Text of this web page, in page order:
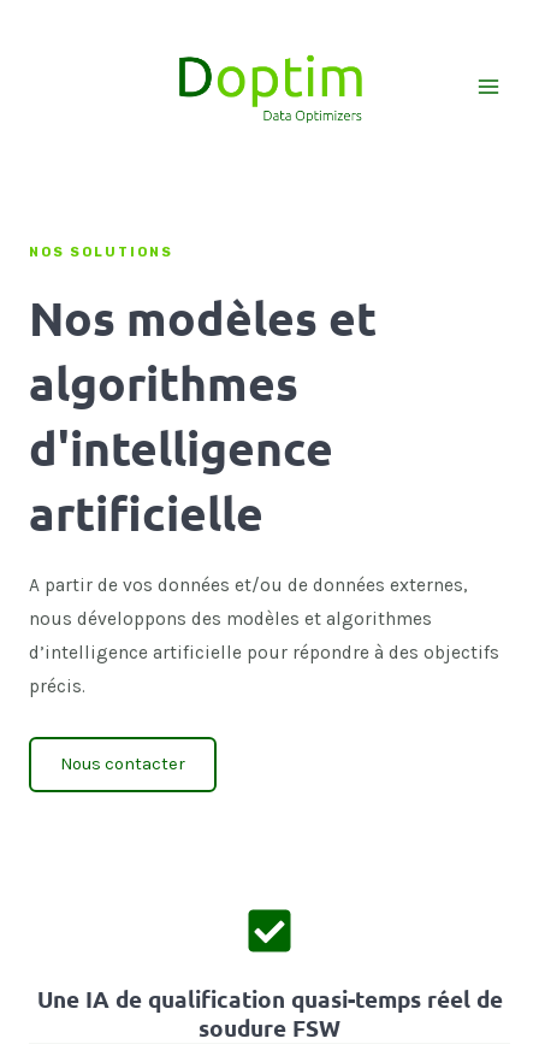
NOS SOLUTIONS
Nos modèles et
algorithmes
d'intelligence
artificielle
A partir de vos données et/ou de données externes,
nous développons des modèles et algorithmes
d’intelligence artificielle pour répondre à des objectifs
précis.
Nous contacter
Une IA de qualification quasi-temps réel de
soudure FSW